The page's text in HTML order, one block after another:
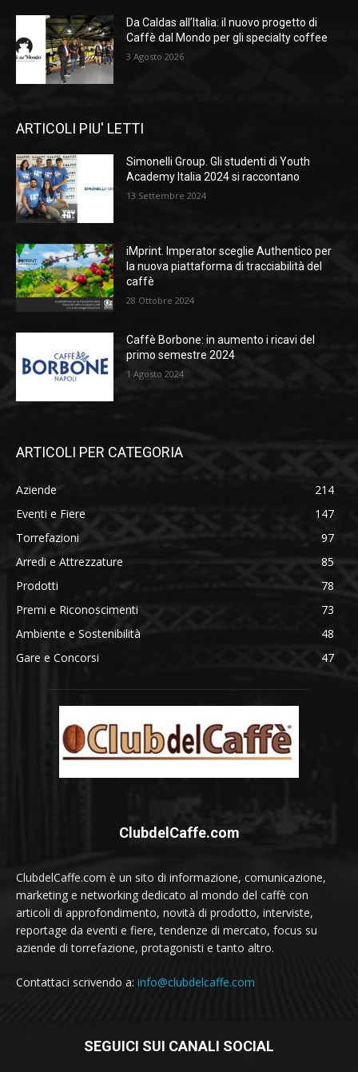
Da Caldas all’Italia: il nuovo progetto di
Caffè dal Mondo per gli specialty coffee
3 Agosto 2026
ARTICOLI PIU' LETTI
Simonelli Group. Gli studenti di Youth
Academy Italia 2024 si raccontano
13 Settembre 2024
iMprint. Imperator sceglie Authentico per
la nuova piattaforma di tracciabilità del
caffè
28 Ottobre 2024
Caffè Borbone: in aumento i ricavi del
primo semestre 2024
1 Agosto 2024
ARTICOLI PER CATEGORIA
Aziende
214
Eventi e Fiere
147
Torrefazioni
97
Arredi e Attrezzature
85
Prodotti
78
Premi e Riconoscimenti
73
Ambiente e Sostenibilità
48
Gare e Concorsi
47
ClubdelCaffe.com
ClubdelCaffe.com è un sito di informazione, comunicazione,
marketing e networking dedicato al mondo del caffè con
articoli di approfondimento, novità di prodotto, interviste,
reportage da eventi e fiere, tendenze di mercato, focus su
aziende di torrefazione, protagonisti e tanto altro.
Contattaci scrivendo a: info@clubdelcaffe.com
SEGUICI SUI CANALI SOCIAL